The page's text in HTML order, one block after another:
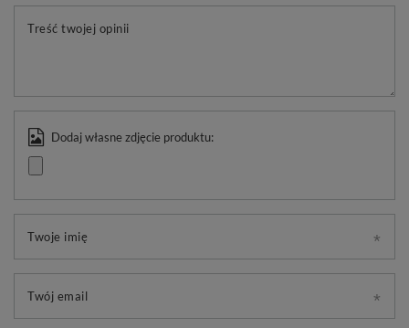
Treść twojej opinii
Dodaj własne zdjęcie produktu:
Twoje imię
Twój email